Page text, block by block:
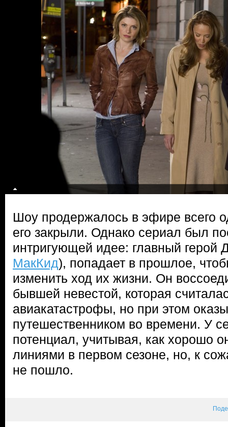
Шоу продержалось в эфире всего
его закрыли. Однако сериал был
интригующей идее: главный герой
МакКид), попадает в прошлое,
изменить ход их жизни. Он
бывшей невестой, которая
авиакатастрофы, но при этом
путешественником во времени. У
потенциал, учитывая, как хорошо
линиями в первом сезоне, но, к
не пошло.